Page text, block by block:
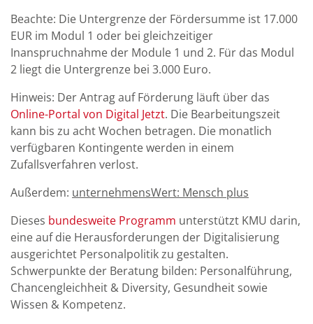
Beachte: Die Untergrenze der Fördersumme ist 17.000
EUR im Modul 1 oder bei gleichzeitiger
Inanspruchnahme der Module 1 und 2. Für das Modul
2 liegt die Untergrenze bei 3.000 Euro.
Hinweis: Der Antrag auf Förderung läuft über das
Online-Portal von Digital Jetzt. Die Bearbeitungszeit
kann bis zu acht Wochen betragen. Die monatlich
verfügbaren Kontingente werden in einem
Zufallsverfahren verlost.
Außerdem: unternehmensWert: Mensch plus
Dieses bundesweite Programm unterstützt KMU darin,
eine auf die Herausforderungen der Digitalisierung
ausgerichtet Personalpolitik zu gestalten.
Schwerpunkte der Beratung bilden: Personalführung,
Chancengleichheit & Diversity, Gesundheit sowie
Wissen & Kompetenz.